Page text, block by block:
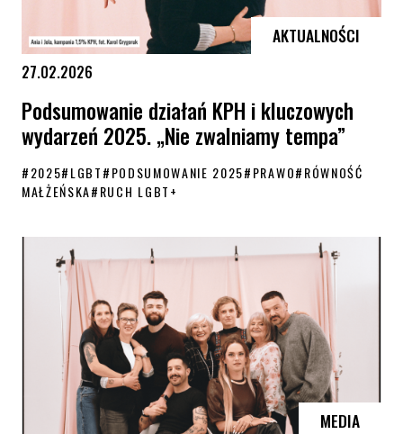
AKTUALNOŚCI
27.02.2026
Podsumowanie działań KPH i kluczowych
wydarzeń 2025. „Nie zwalniamy tempa”
#2025#LGBT#PODSUMOWANIE 2025#PRAWO#RÓWNOŚĆ
MAŁŻEŃSKA#RUCH LGBT+
MEDIA